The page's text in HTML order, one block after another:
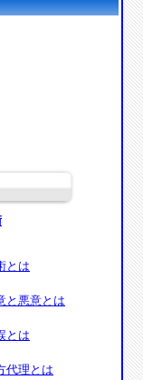
とは
と悪意とは
とは
代理とは